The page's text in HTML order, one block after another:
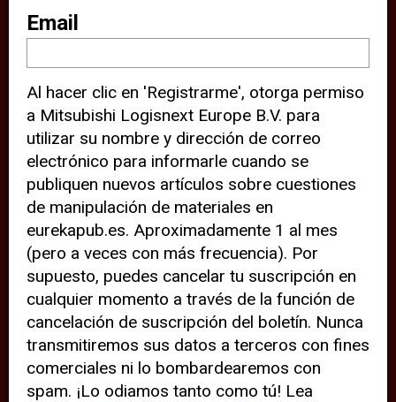
sitio web (por ejemplo, ofreciéndole
información de ubicación). Estas
terceras partes también definen
cookies en su dispositivo y pueden
rastrear su comportamiento en
internet. Al hacer clic en “Aceptar”,
significa que está de acuerdo con el
uso de cookies analíticas y de
terceros para tener una experiencia
óptima en nuestro sitio web. Si
elige “Declinar” el uso de cookies
analíticas y de terceros, evitará que
terceras partes rastreen su
comportamiento en nuestro sitio
Email
Al hacer clic en 'Registrarme', otorga permiso
a Mitsubishi Logisnext Europe B.V. para
utilizar su nombre y dirección de correo
electrónico para informarle cuando se
publiquen nuevos artículos sobre cuestiones
de manipulación de materiales en
eurekapub.es. Aproximadamente 1 al mes
(pero a veces con más frecuencia). Por
supuesto, puedes cancelar tu suscripción en
cualquier momento a través de la función de
cancelación de suscripción del boletín. Nunca
transmitiremos sus datos a terceros con fines
comerciales ni lo bombardearemos con
spam. ¡Lo odiamos tanto como tú! Lea